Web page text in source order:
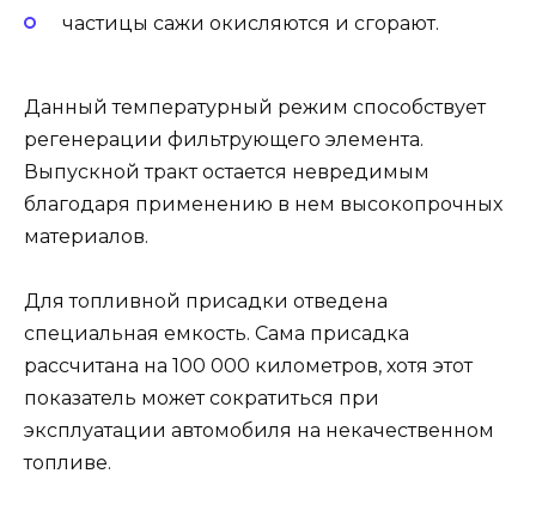
частицы сажи окисляются и сгорают.
Данный температурный режим способствует
регенерации фильтрующего элемента.
Выпускной тракт остается невредимым
благодаря применению в нем высокопрочных
материалов.
Для топливной присадки отведена
специальная емкость. Сама присадка
рассчитана на 100 000 километров, хотя этот
показатель может сократиться при
эксплуатации автомобиля на некачественном
топливе.